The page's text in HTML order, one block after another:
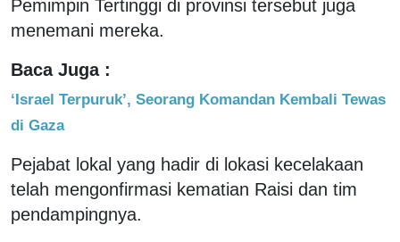
Pemimpin Tertinggi di provinsi tersebut juga
menemani mereka.
Baca Juga :
‘Israel Terpuruk’, Seorang Komandan Kembali Tewas
di Gaza
Pejabat lokal yang hadir di lokasi kecelakaan
telah mengonfirmasi kematian Raisi dan tim
pendampingnya.